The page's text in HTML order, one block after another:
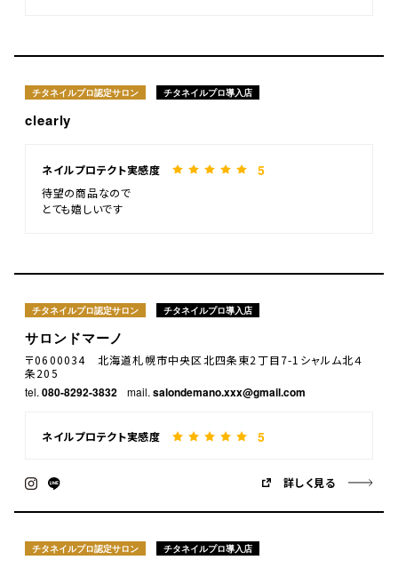
チタネイルプロ認定サロン チタネイルプロ導入店
clearly
ネイルプロテクト実感度 5
待望の商品なので
とても嬉しいです
チタネイルプロ認定サロン チタネイルプロ導入店
サロンドマーノ
〒0600034 北海道札幌市中央区北四条東2丁目7-1シャルム北４
条205
tel. 080-8292-3832 mail. salondemano.xxx@gmail.com
ネイルプロテクト実感度 5
詳しく見る
チタネイルプロ認定サロン チタネイルプロ導入店